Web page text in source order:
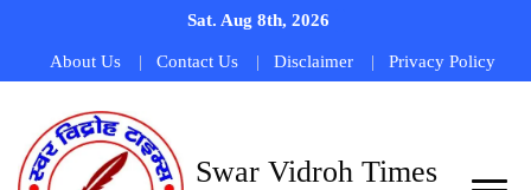
Sat. Aug 8th, 2026
About Us Contact Us Disclaimer Privacy Policy
Swar Vidroh Times